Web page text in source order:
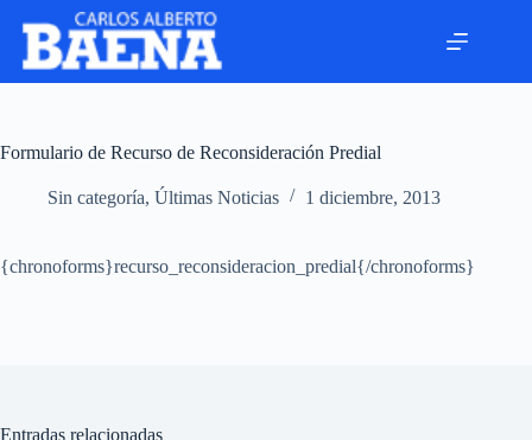
Formulario de Recurso de Reconsideración Predial
Sin categoría, Últimas Noticias 1 diciembre, 2013
{chronoforms}recurso_reconsideracion_predial{/chronoforms}
Entradas relacionadas